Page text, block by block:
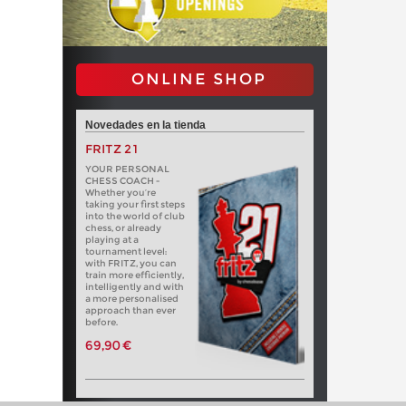
ONLINE SHOP
Novedades en la tienda
FRITZ 21
YOUR PERSONAL
CHESS COACH -
Whether you’re
taking your first steps
into the world of club
chess, or already
playing at a
tournament level:
with FRITZ, you can
train more efficiently,
intelligently and with
a more personalised
approach than ever
before.
69,90 €